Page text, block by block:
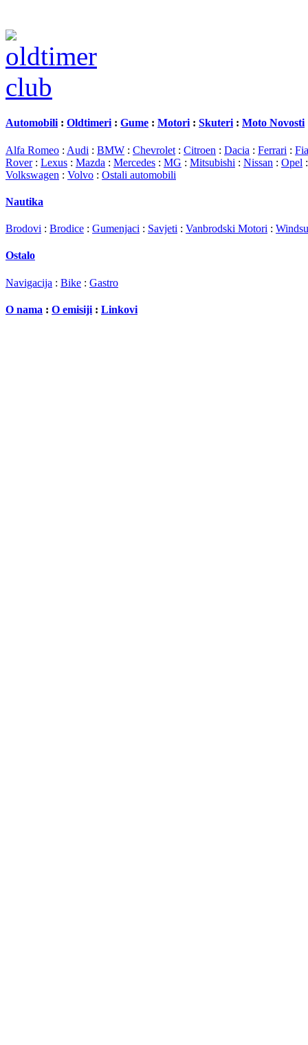
Automobili : Oldtimeri : Gume : Motori : Skuteri : Moto Novosti
Alfa Romeo : Audi : BMW : Chevrolet : Citroen : Dacia : Ferrari :
Rover: Lexus : Mazda : Mercedes : MG : Mitsubishi : Nissan : Opel
Volkswagen : Volvo : Ostali automobili
Nautika
Brodovi : Brodice : Gumenjaci : Savjeti : Vanbrodski Motori :
Ostalo
Navigacija : Bike : Gastro
O nama : O emisiji : Linkovi